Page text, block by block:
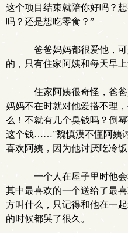
这个项目结束就陪你好吗？
吗？还是想吃零食？”
爸爸妈妈都很爱他，
的，只有住家阿姨和每天早
住家阿姨很奇怪，爸
妈妈不在时就对他爱搭不理
么！不就有几个臭钱吗？倒
这个钱……”魏慎漠不懂阿姨
喜欢阿姨，因为他讨厌吃冷饭
一个人在屋子里时他会
其中最喜欢的一个送给了最
方叫什么，只记得和他在一
的时候都哭了很久。